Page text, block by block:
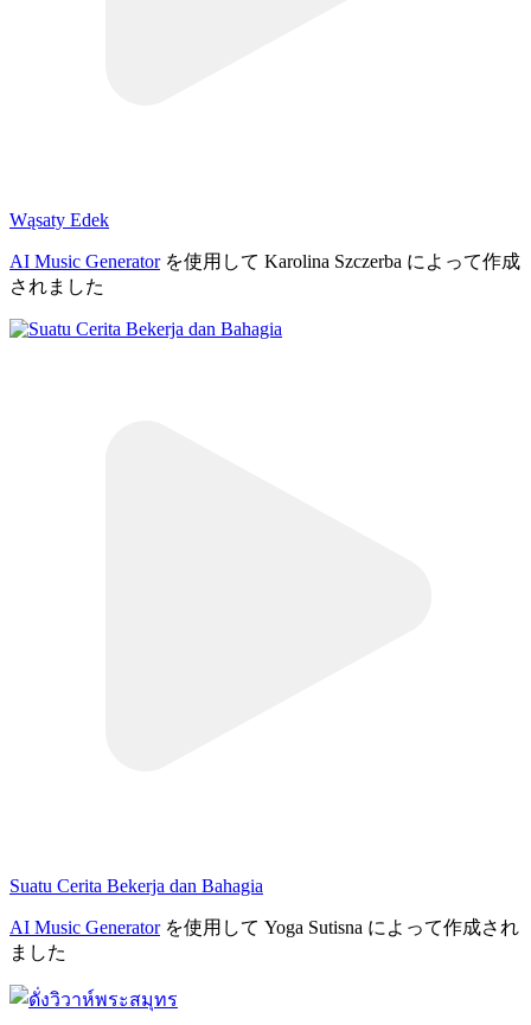
Wąsaty Edek
AI Music Generatorを使用して Karolina Szczerba によって作成
されました
Suatu Cerita Bekerja dan Bahagia
AI Music Generatorを使用して Yoga Sutisna によって作成され
ました